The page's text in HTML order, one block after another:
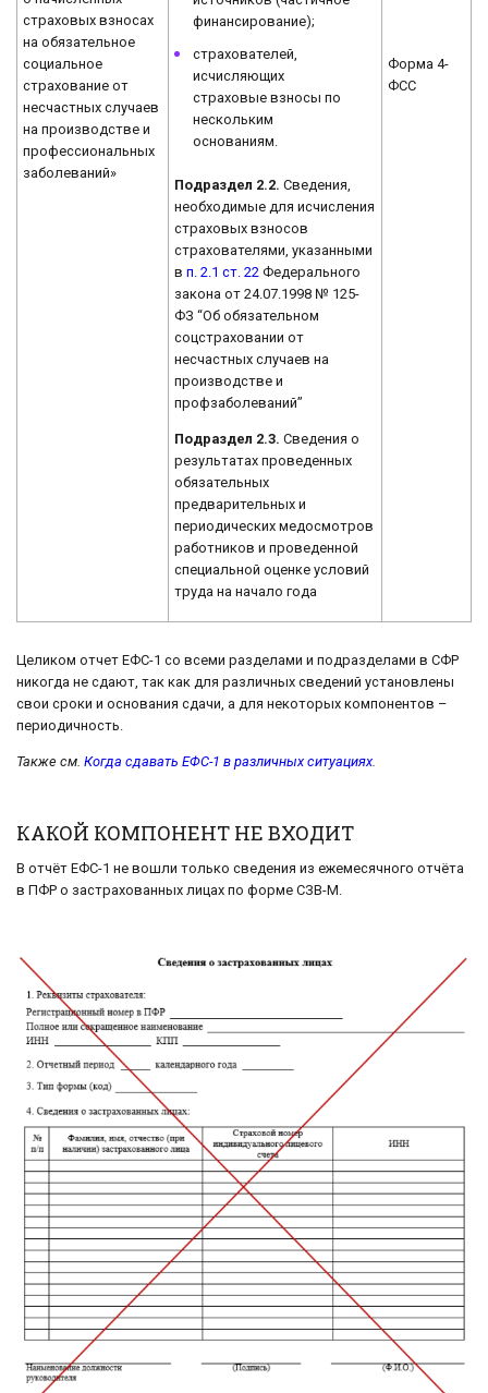
страховых взносах
на обязательное
социальное
страхование от
несчастных случаев
на производстве и
профессиональных
заболеваний»
финансирование);
страхователей,
исчисляющих
страховые взносы по
нескольким
основаниям.
Подраздел 2.2. Сведения,
необходимые для исчисления
страховых взносов
страхователями, указанными
вп. 2.1 ст. 22 Федерального
закона от 24.07.1998 № 125-
ФЗ “Об обязательном
соцстраховании от
несчастных случаев на
производстве и
профзаболеваний”
Подраздел 2.3. Сведения о
результатах проведенных
обязательных
предварительных и
периодических медосмотров
работников и проведенной
специальной оценке условий
труда на начало года
Форма 4-
ФСС
Целиком отчет ЕФС-1 со всеми разделами и подразделами в СФР
никогда не сдают, так как для различных сведений установлены
свои сроки и основания сдачи, а для некоторых компонентов –
периодичность.
Также см. Когда сдавать ЕФС-1 в различных ситуациях.
КАКОЙ КОМПОНЕНТ НЕ ВХОДИТ
В отчёт ЕФС-1 не вошли только сведения из ежемесячного отчёта
в ПФР о застрахованных лицах по форме СЗВ-М.